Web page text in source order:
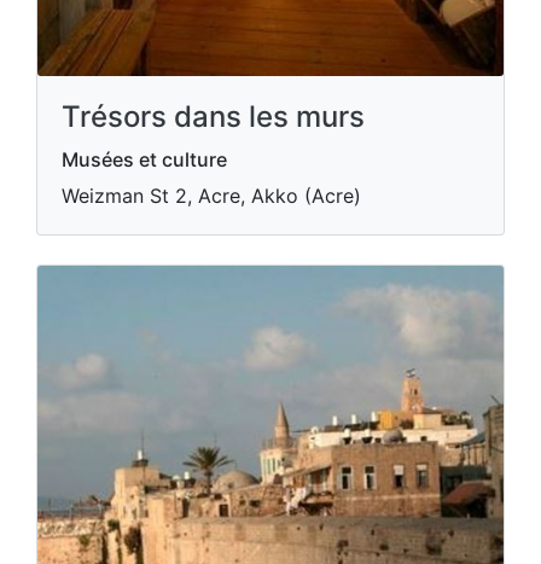
Trésors dans les murs
Musées et culture
Weizman St 2, Acre, Akko (Acre)